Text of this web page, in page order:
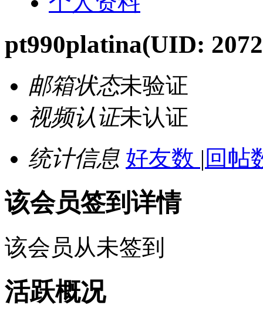
pt990platina(UID:
邮箱状态未验证
视频认证未认证
统计信息 好友数 | 回帖
该会员签到详情
该会员从未签到
活跃概况